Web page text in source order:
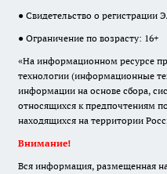
● Свидетельство о регистрации
● Ограничение по возрасту: 16+
«На информационном ресурсе
технологии (информационные
информации на основе сбора,
относящихся к предпочтениям
находящихся на территории
Внимание!
Вся информация, размещенная